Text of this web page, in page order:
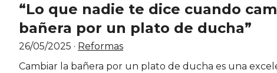
“Lo que nadie te dice cuando
bañera por un plato de ducha”
26/05/2025 · Reformas
Cambiar la bañera por un plato de ducha es una